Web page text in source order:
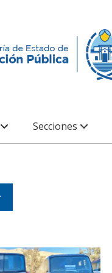
Secciones